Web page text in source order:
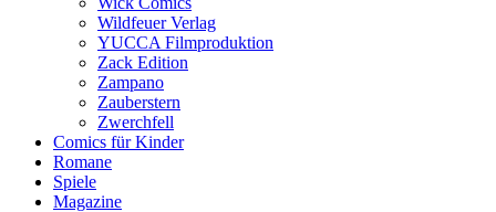
Wildfeuer Verlag
YUCCA Filmproduktion
Zack Edition
Zampano
Zauberstern
Zwerchfell
Comics für Kinder
Romane
Spiele
Magazine